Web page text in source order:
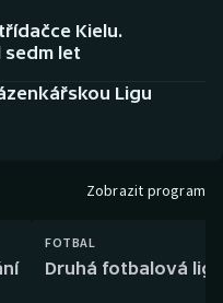
Kielu.
let
Ligu
Zobrazit program
FOTBAL
Druhá fotbalová